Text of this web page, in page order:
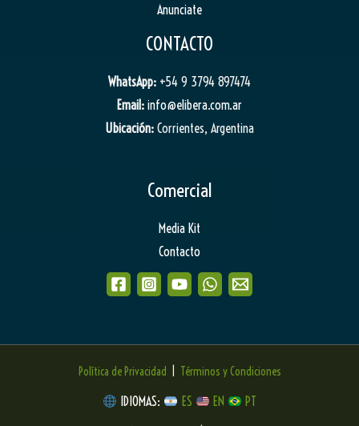
Anunciate
CONTACTO
WhatsApp: +54 9 3794 897474
Email: info@elibera.com.ar
Ubicación: Corrientes, Argentina
Comercial
Media Kit
Contacto
Política de Privacidad Términos y Condiciones
IDIOMAS: ES EN PT